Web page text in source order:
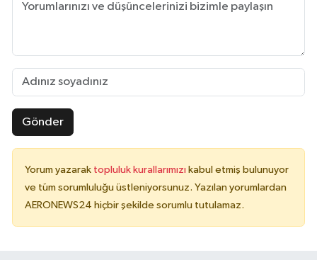
Gönder
Yorum yazarak topluluk kurallarımızı kabul etmiş bulunuyor
ve tüm sorumluluğu üstleniyorsunuz. Yazılan yorumlardan
AERONEWS24 hiçbir şekilde sorumlu tutulamaz.